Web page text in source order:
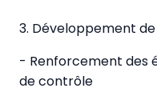
3. Développement
- Renforcement des
de contrôle